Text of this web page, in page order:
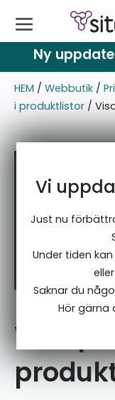
Webbutik
CMS
Filer
Nyhetsbrev
Blogg & event
Inställningar
Ny
HEM / Webbutik /
i produktlistor /
Visa
Vi
Just nu
Under tiden
Saknar du
Hör gärna